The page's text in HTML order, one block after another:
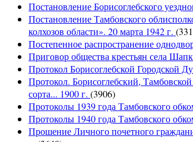
Постановление Борисоглебского
Постановление Тамбовского
колхозов области». 20 марта 1942 г.
Постепенное распространение
Приговор общества крестьян села
Протокол Борисоглебской Городской
Протокол. Борисоглебский,
сорта... 1900 г. (3906)
Протоколы 1939 года Тамбовского
Протоколы 1940 года Тамбовского
Прошение Личного почетного